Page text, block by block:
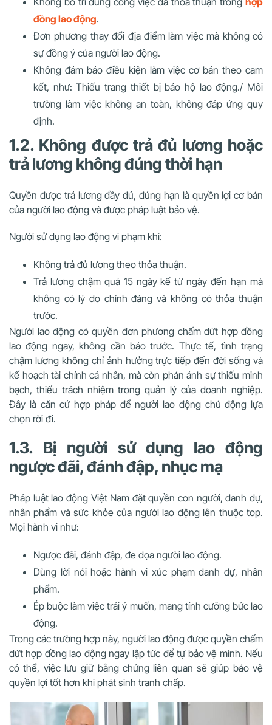
đồng lao động.
Đơn phương thay đổi địa điểm làm việc mà không có
sự đồng ý của người lao động.
Không đảm bảo điều kiện làm việc cơ bản theo cam
kết, như:Thiếu trang thiết bị bảo hộ lao động./ Môi
trường làm việc không an toàn, không đáp ứng quy
định.
1.2. Không được trả đủ lương hoặc
trả lương không đúng thời hạn
Quyền được trả lương đầy đủ, đúng hạn là quyền lợi cơ bản
của người lao động và được pháp luật bảo vệ.
Người sử dụng lao động vi phạm khi:
Không trả đủ lương theo thỏa thuận.
Trả lương chậm quá 15 ngày kể từ ngày đến hạn mà
không có lý do chính đáng và không có thỏa thuận
trước.
Người lao động có quyền đơn phương chấm dứt hợp đồng
lao động ngay, không cần báo trước. Thực tế, tình trạng
chậm lương không chỉ ảnh hưởng trực tiếp đến đời sống và
kế hoạch tài chính cá nhân, mà còn phản ánh sự thiếu minh
bạch, thiếu trách nhiệm trong quản lý của doanh nghiệp.
Đây là căn cứ hợp pháp để người lao động chủ động lựa
chọn rời đi.
1.3. Bị người sử dụng lao động
ngược đãi, đánh đập, nhục mạ
Pháp luật lao động Việt Nam đặt quyền con người, danh dự,
nhân phẩm và sức khỏe của người lao động lên thuộc top.
Mọi hành vi như:
Ngược đãi, đánh đập, đe dọa người lao động.
Dùng lời nói hoặc hành vi xúc phạm danh dự, nhân
phẩm.
Ép buộc làm việc trái ý muốn, mang tính cưỡng bức lao
động.
Trong các trường hợp này, người lao động được quyền chấm
dứt hợp đồng lao động ngay lập tức để tự bảo vệ mình. Nếu
có thể, việc lưu giữ bằng chứng liên quan sẽ giúp bảo vệ
quyền lợi tốt hơn khi phát sinh tranh chấp.